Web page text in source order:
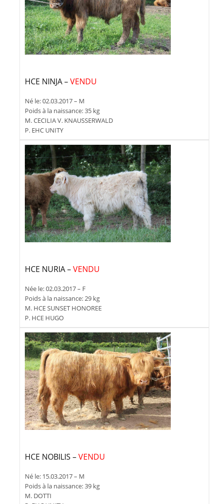
HCE NINJA –VENDU
Né le: 02.03.2017 – M
Poids à la naissance: 35 kg
M. CECILIA V. KNAUSSERWALD
P. EHC UNITY
HCE NURIA –VENDU
Née le: 02.03.2017 – F
Poids à la naissance: 29 kg
M. HCE SUNSET HONOREE
P. HCE HUGO
HCE NOBILIS –VENDU
Né le: 15.03.2017 – M
Poids à la naissance: 39 kg
M. DOTTI